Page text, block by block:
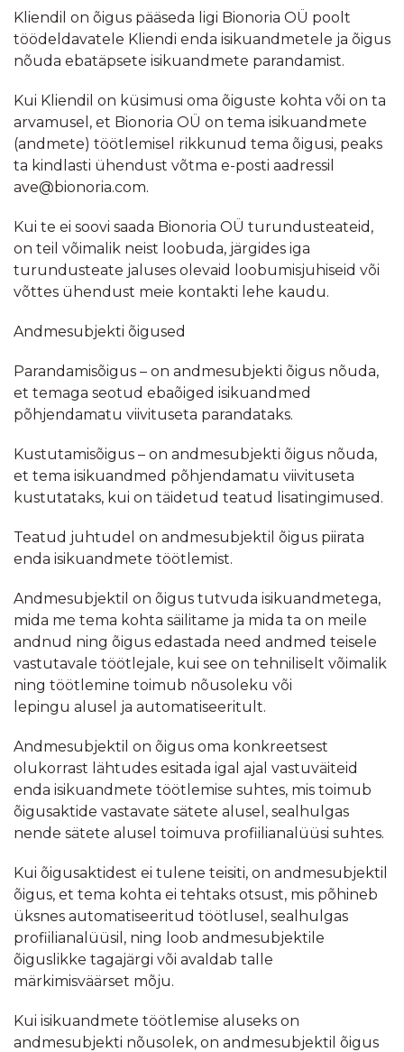
Kliendil on õigus pääseda ligi Bionoria OÜ poolt
töödeldavatele Kliendi enda isikuandmetele ja õigus
nõuda ebatäpsete isikuandmete parandamist.
Kui Kliendil on küsimusi oma õiguste kohta või on ta
arvamusel, et Bionoria OÜ on tema isikuandmete
(andmete) töötlemisel rikkunud tema õigusi, peaks
ta kindlasti ühendust võtma e-posti aadressil
ave@bionoria.com.
Kui te ei soovi saada Bionoria OÜ turundusteateid,
on teil võimalik neist loobuda, järgides iga
turundusteate jaluses olevaid loobumisjuhiseid või
võttes ühendust meie kontakti lehe kaudu.
Andmesubjekti õigused
Parandamisõigus – on andmesubjekti õigus nõuda,
et temaga seotud ebaõiged isikuandmed
põhjendamatu viivituseta parandataks.
Kustutamisõigus – on andmesubjekti õigus nõuda,
et tema isikuandmed põhjendamatu viivituseta
kustutataks, kui on täidetud teatud lisatingimused.
Teatud juhtudel on andmesubjektil õigus piirata
enda isikuandmete töötlemist.
Andmesubjektil on õigus tutvuda isikuandmetega,
mida me tema kohta säilitame ja mida ta on meile
andnud ning õigus edastada need andmed teisele
vastutavale töötlejale, kui see on tehniliselt võimalik
ning töötlemine toimub nõusoleku või
lepingu alusel ja automatiseeritult.
Andmesubjektil on õigus oma konkreetsest
olukorrast lähtudes esitada igal ajal vastuväiteid
enda isikuandmete töötlemise suhtes, mis toimub
õigusaktide vastavate sätete alusel, sealhulgas
nende sätete alusel toimuva profiilianalüüsi suhtes.
Kui õigusaktidest ei tulene teisiti, on andmesubjektil
õigus, et tema kohta ei tehtaks otsust, mis põhineb
üksnes automatiseeritud töötlusel, sealhulgas
profiilianalüüsil, ning loob andmesubjektile
õiguslikke tagajärgi või avaldab talle
märkimisväärset mõju.
Kui isikuandmete töötlemise aluseks on
andmesubjekti nõusolek, on andmesubjektil õigus